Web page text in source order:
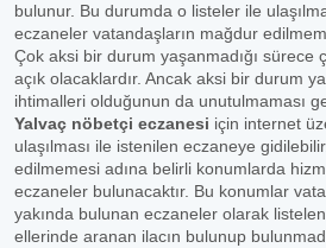
bulunur. Bu durumda o listeler ile
eczaneler vatandaşların mağdur
Çok aksi bir durum yaşanmadığı sürece
açık olacaklardır. Ancak aksi bir durum
ihtimalleri olduğunun da unutulmaması
Yalvaç nöbetçi eczanesi için internet
ulaşılması ile istenilen eczaneye
edilmemesi adına belirli konumlarda
eczaneler bulunacaktır. Bu konumlar
yakında bulunan eczaneler olarak
ellerinde aranan ilacın bulunup